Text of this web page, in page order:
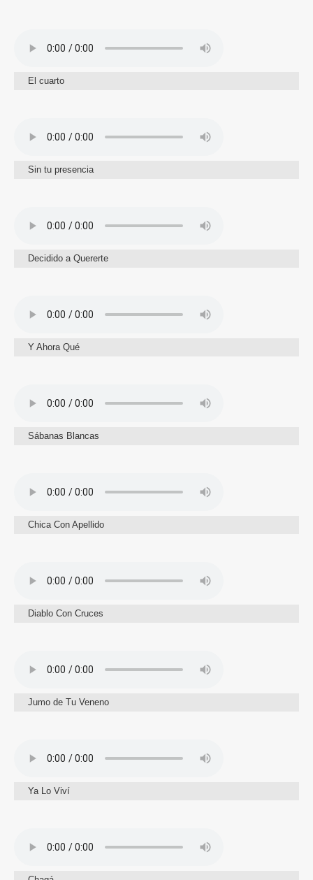
El cuarto
Sin tu presencia
Decidido a Quererte
Y Ahora Qué
Sábanas Blancas
Chica Con Apellido
Diablo Con Cruces
Jumo de Tu Veneno
Ya Lo Viví